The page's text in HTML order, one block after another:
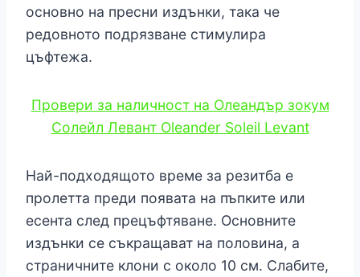
основно на пресни издънки, така че
редовното подрязване стимулира
цъфтежа.
Провери за наличност на Олеандър зокум
Солейл Левант Oleander Soleil Levant
Най-подходящото време за резитба е
пролетта преди появата на пъпките или
есента след прецъфтяване. Основните
издънки се съкращават на половина, а
страничните клони с около 10 см. Слабите,